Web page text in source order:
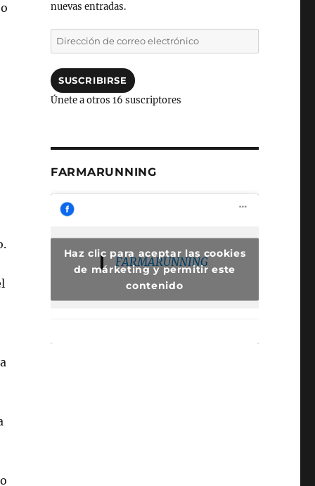
nuevas entradas.
Dirección
de
electrónico
SUSCRIBIRSE
Únete a otros 16 suscriptores
FARMARUNNING
FARMARUNNING
Haz clic para aceptar las cookies
de márketing y permitir este
contenido